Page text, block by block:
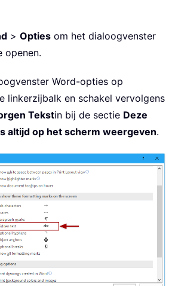
> Opties om het dialoogvenster
openen.
Word-opties op
linkerzijbalk en schakel vervolgens
Tekstin bij de sectie Deze
altijd op het scherm weergeven.